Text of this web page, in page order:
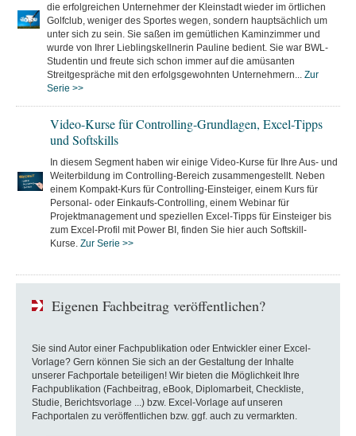
die erfolgreichen Unternehmer der Kleinstadt wieder im örtlichen
Golfclub, weniger des Sportes wegen, sondern hauptsächlich um
unter sich zu sein. Sie saßen im gemütlichen Kaminzimmer und
wurde von Ihrer Lieblingskellnerin Pauline bedient. Sie war BWL-
Studentin und freute sich schon immer auf die amüsanten
Streitgespräche mit den erfolgsgewohnten Unternehmern... Zur
Serie >>
Video-Kurse für Controlling-Grundlagen, Excel-Tipps
und Softskills
In diesem Segment haben wir einige Video-Kurse für Ihre Aus- und
Weiterbildung im Controlling-Bereich zusammengestellt. Neben
einem Kompakt-Kurs für Controlling-Einsteiger, einem Kurs für
Personal- oder Einkaufs-Controlling, einem Webinar für
Projektmanagement und speziellen Excel-Tipps für Einsteiger bis
zum Excel-Profil mit Power BI, finden Sie hier auch Softskill-
Kurse. Zur Serie >>
Eigenen Fachbeitrag veröffentlichen?
Sie sind Autor einer Fachpublikation oder Entwickler einer Excel-
Vorlage? Gern können Sie sich an der Gestaltung der Inhalte
unserer Fachportale beteiligen! Wir bieten die Möglichkeit Ihre
Fachpublikation (Fachbeitrag, eBook, Diplomarbeit, Checkliste,
Studie, Berichtsvorlage ...) bzw. Excel-Vorlage auf unseren
Fachportalen zu veröffentlichen bzw. ggf. auch zu vermarkten.